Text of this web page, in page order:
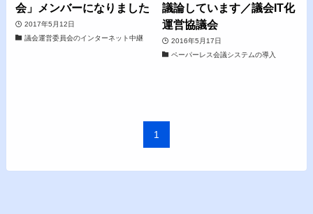
会」メンバーになりました
2017年5月12日
議会運営委員会のインターネット中継
議論しています／議会IT化
運営協議会
2016年5月17日
ペーパーレス会議システムの導入
1